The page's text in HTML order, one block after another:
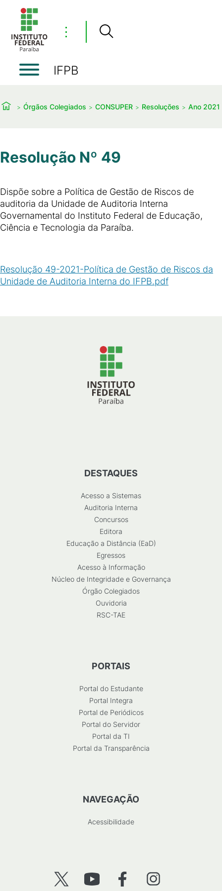
⋮
IFPB
Órgãos Colegiados CONSUPER Resoluções Ano 2021
Resolução Nº 49
Dispõe sobre a Política de Gestão de Riscos de
auditoria da Unidade de Auditoria Interna
Governamental do Instituto Federal de Educação,
Ciência e Tecnologia da Paraíba.
Resolução 49-2021-Política de Gestão de Riscos da
Unidade de Auditoria Interna do IFPB.pdf
DESTAQUES
Acesso a Sistemas
Auditoria Interna
Concursos
Editora
Educação a Distância (EaD)
Egressos
Acesso à Informação
Núcleo de Integridade e Governança
Órgão Colegiados
Ouvidoria
RSC-TAE
PORTAIS
Portal do Estudante
Portal Integra
Portal de Periódicos
Portal do Servidor
Portal da TI
Portal da Transparência
NAVEGAÇÃO
Acessibilidade